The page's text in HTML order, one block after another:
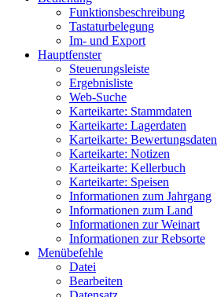
Funktionsbeschreibung
Tastaturbelegung
Im- und Export
Hauptfenster
Steuerungsleiste
Ergebnisliste
Web-Suche
Karteikarte: Stammdaten
Karteikarte: Lagerdaten
Karteikarte: Bewertungsdaten
Karteikarte: Notizen
Karteikarte: Kellerbuch
Karteikarte: Speisen
Informationen zum Jahrgang
Informationen zum Land
Informationen zur Weinart
Informationen zur Rebsorte
Menübefehle
Datei
Bearbeiten